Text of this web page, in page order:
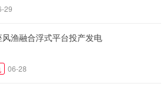
29
渔融合浮式平台投产发电
06-28